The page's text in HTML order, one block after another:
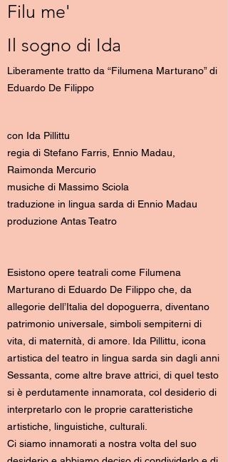
Filu me'
Il sogno di Ida
Liberamente tratto da “Filumena Marturano” di
Eduardo De Filippo
con Ida Pillittu
regia di Stefano Farris, Ennio Madau,
Raimonda Mercurio
musiche di Massimo Sciola
traduzione in lingua sarda di Ennio Madau
produzione Antas Teatro
Esistono opere teatrali come Filumena
Marturano di Eduardo De Filippo che, da
allegorie dell’Italia del dopoguerra, diventano
patrimonio universale, simboli sempiterni di
vita, di maternità, di amore. Ida Pillittu, icona
artistica del teatro in lingua sarda sin dagli anni
Sessanta, come altre brave attrici, di quel testo
si è perdutamente innamorata, col desiderio di
interpretarlo con le proprie caratteristiche
artistiche, linguistiche, culturali.
Ci siamo innamorati a nostra volta del suo